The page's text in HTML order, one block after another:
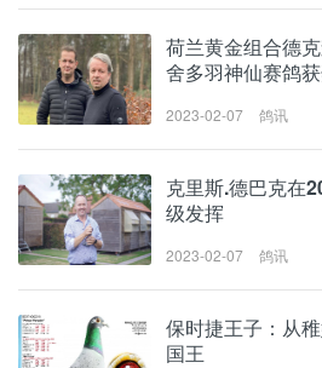
荷兰黄金组合德
舍多羽神仙赛鸽
2023-02-07 鸽讯
克里斯.德巴克在
级发挥
2023-02-07 鸽讯
保时捷王子：从
国王